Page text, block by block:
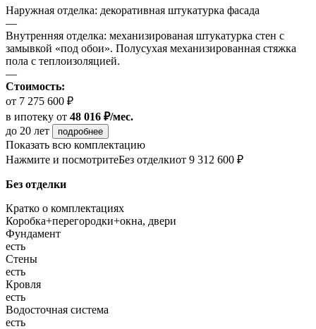
Наружная отделка: декоративная штукатурка фасада
—
Внутренняя отделка: механизированая штукатурка стен с
замывкой «под обои». Полусухая механизированная стяжка
пола с теплоизоляцией.
—
Стоимость:
от 7 275 600 ₽
в ипотеку от 48 016 ₽/мес.
до 20 лет
подробнее
Показать всю комплектацию
Нажмите и посмотритеБез отделкиот 9 312 600 ₽
Без отделки
Кратко о комплектациях
Коробка+перегородки+окна, двери
Фундамент
есть
Стены
есть
Кровля
есть
Водосточная система
есть